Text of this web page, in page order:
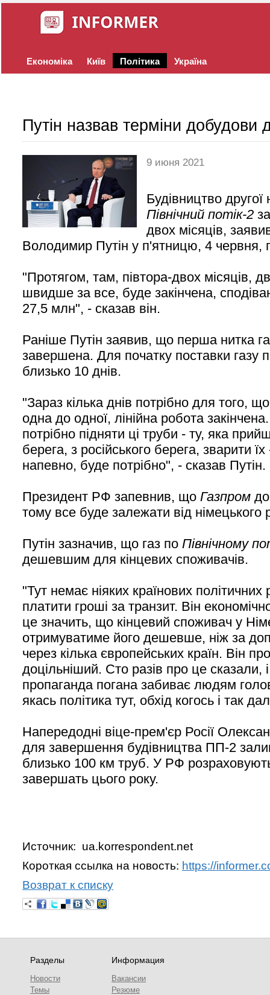
Економіка Київ Політика Україна
Путін назвав терміни добудови
9 июня 2021
Будівництво
Північний потік-2
двох місяців,
Володимир Путін у п'ятницю, 4
"Протягом, там, півтора-двох місяців,
швидше за все, буде закінчена,
27,5 млн", - сказав він.
Раніше Путін заявив, що перша нитка
завершена. Для початку поставки газу
близько 10 днів.
"Зараз кілька днів потрібно для того,
одна до одної, лінійна робота
потрібно підняти ці труби - ту, яка
берега, з російського берега, зварити
напевно, буде потрібно", - сказав Путін.
Президент РФ запевнив, що Газпром
тому все буде залежати від німецького
Путін зазначив, що газ по Північному
дешевшим для кінцевих споживачів.
"Тут немає ніяких країнових політичних
платити гроші за транзит. Він
це значить, що кінцевий споживач у
отримуватиме його дешевше, ніж за
через кілька європейських країн. Він
доцільніший. Сто разів про це сказали,
пропаганда погана забиває людям
якась політика тут, обхід когось і так
Напередодні віце-прем'єр Росії
для завершення будівництва ПП-2
близько 100 км труб. У РФ
завершать цього року.
Источник: ua.korrespondent.net
Короткая ссылка на новость: https://
Возврат к списку
Разделы
Новости
Темы
Информация
Вакансии
Резюме